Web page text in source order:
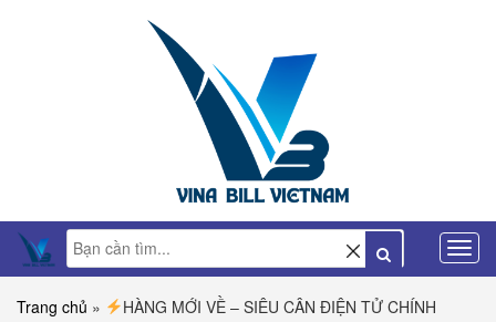
Trang chủ »
HÀNG MỚI VỀ – SIÊU CÂN ĐIỆN TỬ CHÍNH